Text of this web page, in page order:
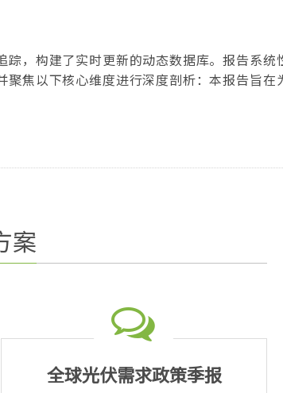
，构建了实时更新的动态数据库。报告系统
焦以下核心维度进行深度剖析：本报告旨在
案
光伏产业价格月报